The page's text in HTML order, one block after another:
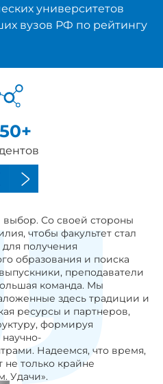
университетов
вузов РФ по рейтингу
руб.
за 5 лет
Со своей стороны
чтобы факультет стал
получения
образования и поиска
преподаватели
команда. Мы
здесь традиции и
ресурсы и партнеров,
формируя
Надеемся, что время,
не только крайне
Удачи».